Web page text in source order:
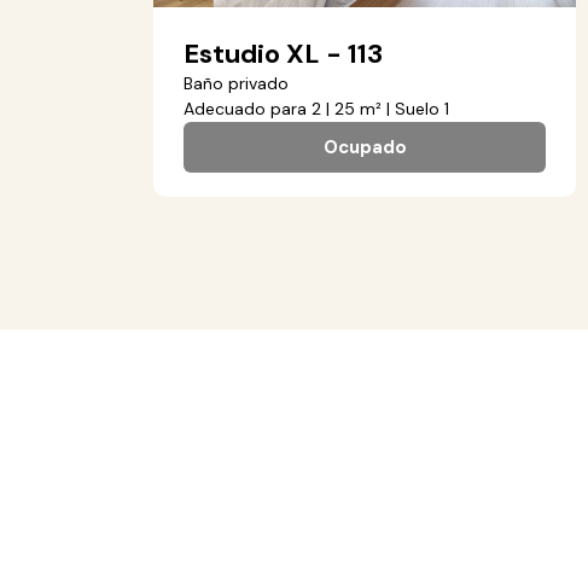
Estudio XL - 113
Baño privado
Adecuado para 2 | 25 m² | Suelo 1
Ocupado